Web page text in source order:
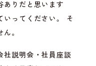
ありだと思います
いってください。 そ
。
社説明会・社員座談